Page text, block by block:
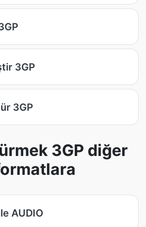
3GP
3GP
3GP diğer
AUDIO